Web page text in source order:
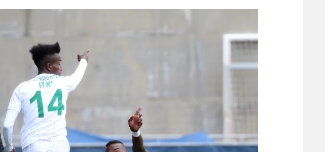
תקנון עבור פעילות ספורט 1 – "מרלן"
טניס
תנאי שימוש
תקנון פעילות ספורט 1
הפועל תל אביב
מכבי נתניה
ליגה